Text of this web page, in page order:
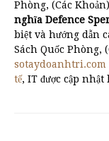
Phòng, (Các
nghĩa Defence
biệt và hướng dẫn
Sách Quốc Phòng,
sotaydoanhtri.com
tế, IT được cập